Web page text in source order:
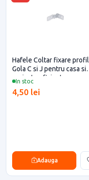
In stoc
Hafele Coltar fixare profil
Gola C si J pentru casa si
proiecte eficiente
4,50 lei
Adauga